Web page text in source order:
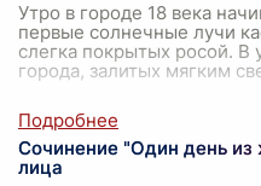
Утро в городе 18 века
первые солнечные лучи
слегка покрытых росой. В
города, залитых мягким
Сочинение "Один день из
лица